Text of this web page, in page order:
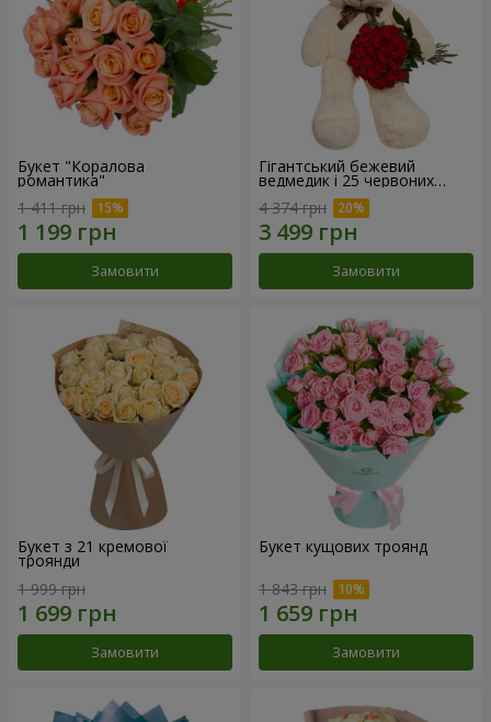
Букет "Коралова
романтика"
1 411 грн
Замовити
Гігантський бежевий
ведмедик і 25 червоних
троянд
4 374 грн
Замовити
Букет з 21 кремової
троянди
1 999 грн
Замовити
Букет кущових троянд
1 843 грн
Замовити